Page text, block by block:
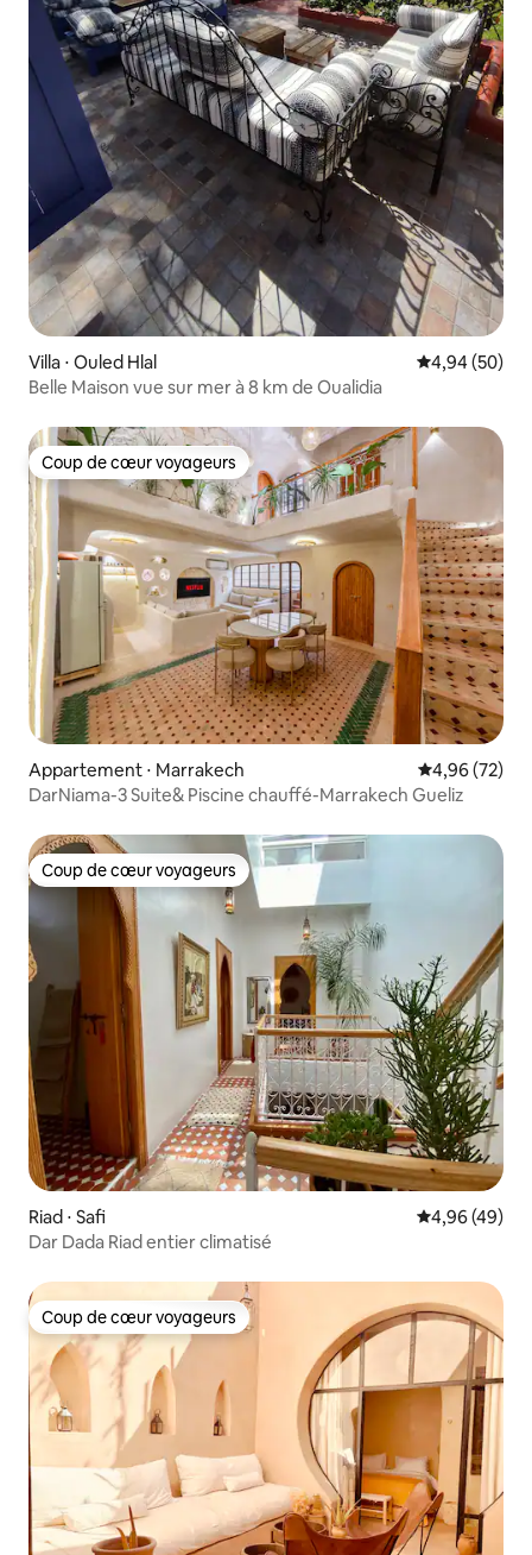
Villa ⋅ Ouled Hlal Évaluation
4,94 (50)
Belle Maison vue sur mer à 8 km de Oualidia
Coup de cœur voyageurs
Coup de cœur voyageurs
Appartement ⋅ Marrakech Évaluation
4,96 (72)
DarNiama-3 Suite& Piscine chauffé-Marrakech Gueliz
Coup de cœur voyageurs
Coup de cœur voyageurs
Riad ⋅ Safi Évaluation
4,96 (49)
Dar Dada Riad entier climatisé
Coup de cœur voyageurs
Coup de cœur voyageurs